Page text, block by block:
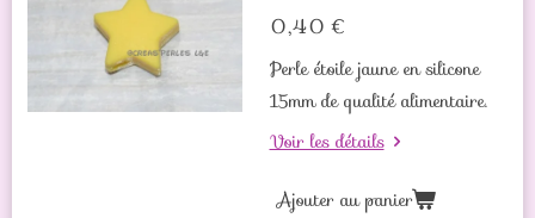
0,40 €
Perle étoile jaune en silicone
15mm de qualité alimentaire.
Voir les détails
Ajouter au panier